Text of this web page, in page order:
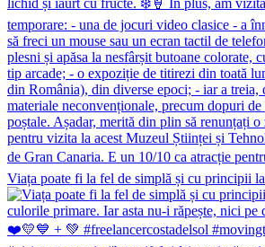
Viața poate fi la fel de simplă și cu principii la